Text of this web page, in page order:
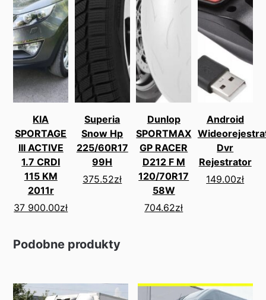
KIA
SPORTAGE
III ACTIVE
1.7 CRDI
115 KM
2011r
37 900.00zł
Superia
Snow Hp
225/60R17
99H
375.52zł
Dunlop
SPORTMAX
GP RACER
D212 F M
120/70R17
58W
704.62zł
Android
Dvr
Rejestrator
149.00zł
Podobne produkty